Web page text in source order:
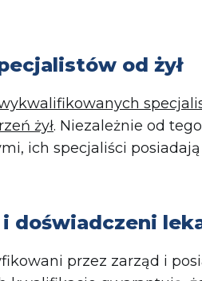
od żył
żył. Niezależnie od
ich specjaliści
doświadczeni
przez zarząd i